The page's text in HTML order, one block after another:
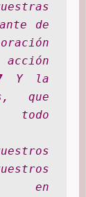
de
Y la
que
todo
en